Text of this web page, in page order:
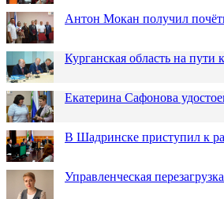
Антон Мокан получил
Курганская область на
Екатерина Сафонова
В Шадринске приступил к
Управленческая